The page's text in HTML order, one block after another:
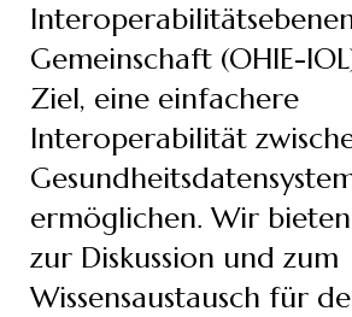
Gemeinschaft (OHIE-
Ziel, eine einfachere
Interoperabilität
ermöglichen. Wir
zur Diskussion und zum
Wissensaustausch für